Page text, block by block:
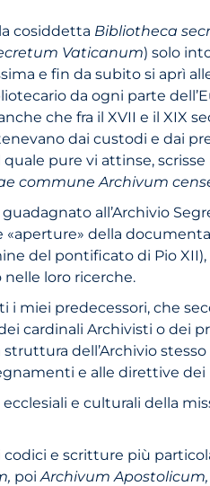
cosiddetta Bibliotheca
Vaticanum) solo
e fin da subito si aprì
da ogni parte
che fra il XVII e il XIX
dai custodi e dai
pure vi attinse, scrisse
commune Archivum
all’Archivio
della
del pontificato di Pio
loro ricerche.
miei predecessori, che
cardinali Archivisti o dei
dell’Archivio
e alle direttive dei
e culturali della
e scritture più
poi Archivum Apostolicum,